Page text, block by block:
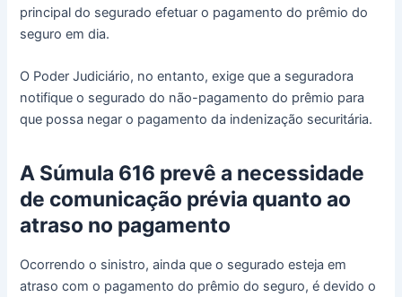
principal do segurado efetuar o pagamento do prêmio do
seguro em dia.
O Poder Judiciário, no entanto, exige que a seguradora
notifique o segurado do não-pagamento do prêmio para
que possa negar o pagamento da indenização securitária.
A Súmula 616 prevê a necessidade
de comunicação prévia quanto ao
atraso no pagamento
Ocorrendo o sinistro, ainda que o segurado esteja em
atraso com o pagamento do prêmio do seguro, é devido o